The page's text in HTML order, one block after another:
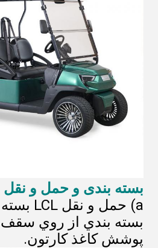
بسته بندی و حمل و نقل
a) حمل و نقل LCL بسته بندی:
بسته بندي از روي
پوشش کاغذ کارتون.